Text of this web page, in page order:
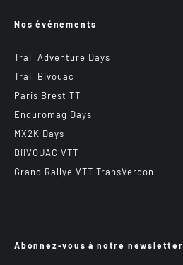
Nos événements
Trail Adventure Days
Trail Bivouac
Paris Brest TT
Enduromag Days
MX2K Days
BiiVOUAC VTT
Grand Rallye VTT TransVerdon
Abonnez-vous à notre newsletter